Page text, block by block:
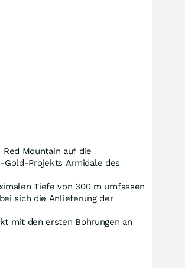
Mountain auf die
Gold-Projekts Armidale des
Tiefe von 300 m umfassen
sich die Anlieferung der
mit den ersten Bohrungen an